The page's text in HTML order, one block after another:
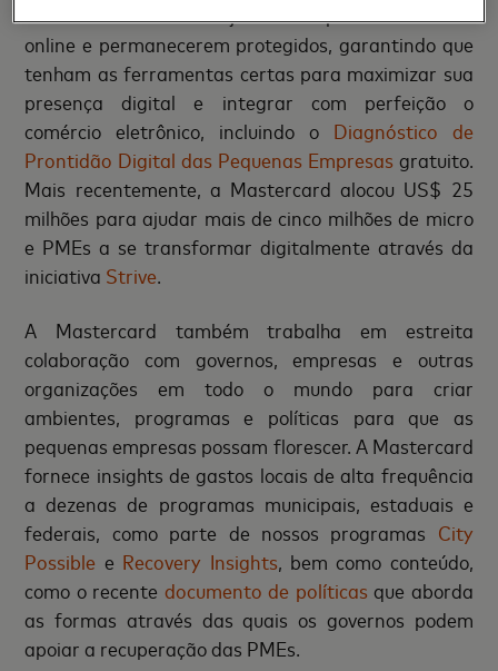
Doorsda Mastercard ajuda as empresas a ficarem
online e permanecerem protegidos, garantindo que
tenham as ferramentas certas para maximizar sua
presença digital e integrar com perfeição o
comércio eletrônico, incluindo o Diagnóstico de
Prontidão Digital das Pequenas Empresasgratuito.
Mais recentemente, a Mastercard alocou US$ 25
milhões para ajudar mais de cinco milhões de micro
e PMEs a se transformar digitalmente através da
iniciativa Strive.
A Mastercard também trabalha em estreita
colaboração com governos, empresas e outras
organizações em todo o mundo para criar
ambientes, programas e políticas para que as
pequenas empresas possam florescer. A Mastercard
fornece insights de gastos locais de alta frequência
a dezenas de programas municipais, estaduais e
federais, como parte de nossos programas City
Possible e Recovery Insights, bem como conteúdo,
como o recente documento de políticasque aborda
as formas através das quais os governos podem
apoiar a recuperação das PMEs.